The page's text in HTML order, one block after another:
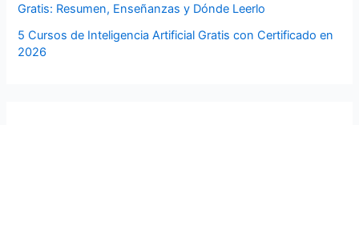
Gratis: Resumen, Enseñanzas y Dónde Leerlo
5 Cursos de Inteligencia Artificial Gratis con Certificado en
2026